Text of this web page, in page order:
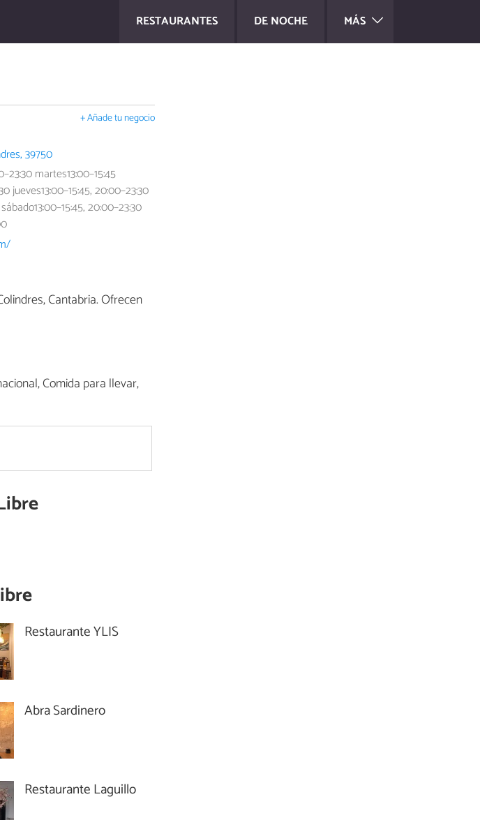
RESTAURANTES DE NOCHE MÁS
+ Añade tu negocio
39750
martes13:00–15:45
jueves13:00–15:45, 20:00–23:30
20:00–23:30
Cantabria. Ofrecen
Comida para llevar,
Restaurante YLIS
Abra Sardinero
Restaurante Laguillo